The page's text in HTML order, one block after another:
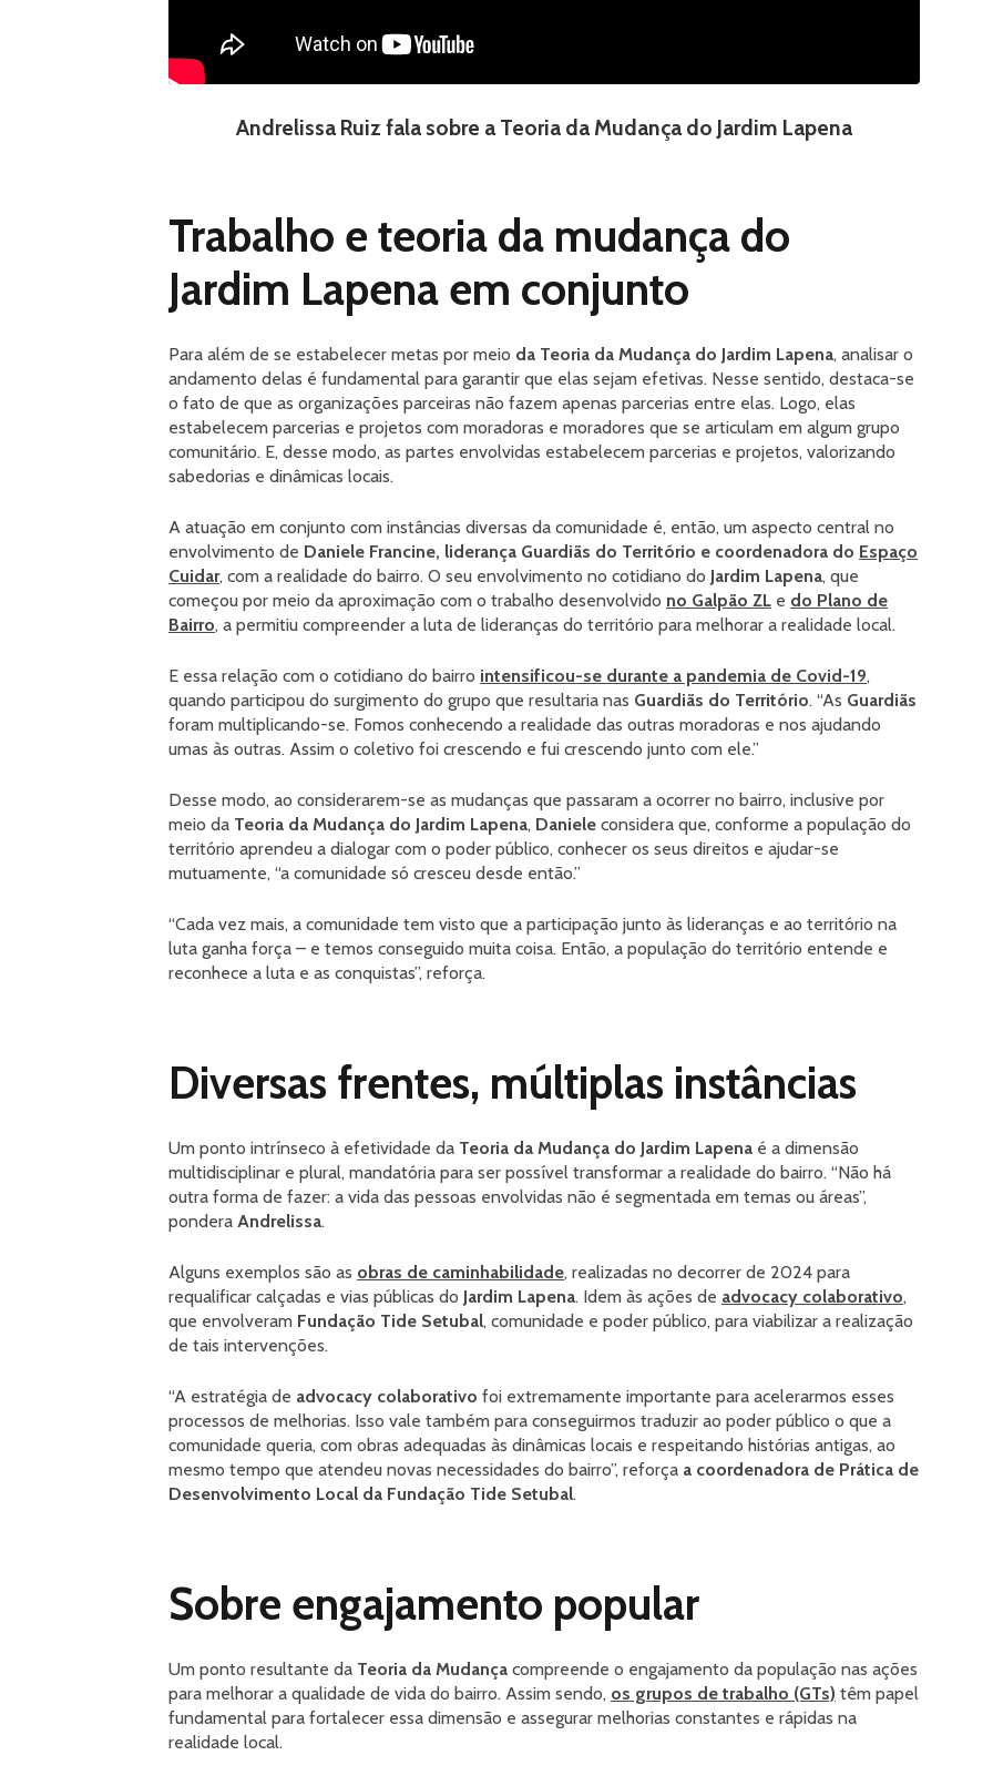
Andrelissa Ruiz fala sobre a Teoria da Mudança do Jardim Lapena
Trabalho e teoria da mudança do
Jardim Lapena em conjunto
Para além de se estabelecer metas por meio da Teoria da Mudança do Jardim Lapena, analisar o
andamento delas é fundamental para garantir que elas sejam efetivas. Nesse sentido, destaca-se
o fato de que as organizações parceiras não fazem apenas parcerias entre elas. Logo, elas
estabelecem parcerias e projetos com moradoras e moradores que se articulam em algum grupo
comunitário. E, desse modo, as partes envolvidas estabelecem parcerias e projetos, valorizando
sabedorias e dinâmicas locais.
A atuação em conjunto com instâncias diversas da comunidade é, então, um aspecto central no
envolvimento de Daniele Francine, liderança Guardiãs do Território e coordenadora do Espaço
Cuidar, com a realidade do bairro. O seu envolvimento no cotidiano do Jardim Lapena, que
começou por meio da aproximação com o trabalho desenvolvido no Galpão ZL e do Plano de
Bairro, a permitiu compreender a luta de lideranças do território para melhorar a realidade local.
E essa relação com o cotidiano do bairro intensificou-se durante a pandemia de Covid-19,
quando participou do surgimento do grupo que resultaria nas Guardiãs do Território. “As Guardiãs
foram multiplicando-se. Fomos conhecendo a realidade das outras moradoras e nos ajudando
umas às outras. Assim o coletivo foi crescendo e fui crescendo junto com ele.”
Desse modo, ao considerarem-se as mudanças que passaram a ocorrer no bairro, inclusive por
meio da Teoria da Mudança do Jardim Lapena, Daniele considera que, conforme a população do
território aprendeu a dialogar com o poder público, conhecer os seus direitos e ajudar-se
mutuamente, “a comunidade só cresceu desde então.”
“Cada vez mais, a comunidade tem visto que a participação junto às lideranças e ao território na
luta ganha força – e temos conseguido muita coisa. Então, a população do território entende e
reconhece a luta e as conquistas”, reforça.
Diversas frentes, múltiplas instâncias
Um ponto intrínseco à efetividade da Teoria da Mudança do Jardim Lapena é a dimensão
multidisciplinar e plural, mandatória para ser possível transformar a realidade do bairro. “Não há
outra forma de fazer: a vida das pessoas envolvidas não é segmentada em temas ou áreas”,
pondera Andrelissa.
Alguns exemplos são as obras de caminhabilidade, realizadas no decorrer de 2024 para
requalificar calçadas e vias públicas do Jardim Lapena. Idem às ações de advocacy colaborativo,
que envolveram Fundação Tide Setubal, comunidade e poder público, para viabilizar a realização
de tais intervenções.
“A estratégia de advocacy colaborativo foi extremamente importante para acelerarmos esses
processos de melhorias. Isso vale também para conseguirmos traduzir ao poder público o que a
comunidade queria, com obras adequadas às dinâmicas locais e respeitando histórias antigas, ao
mesmo tempo que atendeu novas necessidades do bairro”, reforça a coordenadora de Prática de
Desenvolvimento Local da Fundação Tide Setubal.
Sobre engajamento popular
Um ponto resultante da Teoria da Mudança compreende o engajamento da população nas ações
para melhorar a qualidade de vida do bairro. Assim sendo, os grupos de trabalho (GTs) têm papel
fundamental para fortalecer essa dimensão e assegurar melhorias constantes e rápidas na
realidade local.